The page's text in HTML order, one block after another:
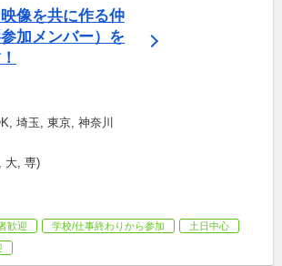
映像を共に作る仲
加メンバー）を
埼玉, 東京, 神奈川
大, 専)
歓迎 学校/仕事終わりから参加
土日中心